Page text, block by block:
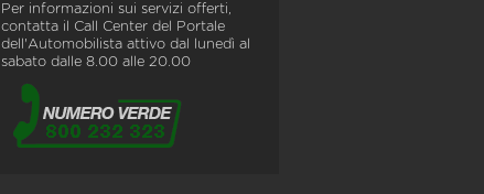
Per informazioni sui servizi offerti,
contatta il Call Center del Portale
dell'Automobilista attivo dal lunedì al
sabato dalle 8.00 alle 20.00